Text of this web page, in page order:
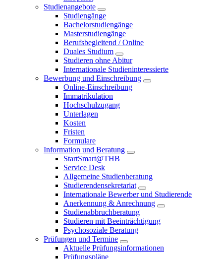
Studienangebote
Studiengänge
Bachelorstudiengänge
Masterstudiengänge
Berufsbegleitend / Online
Duales Studium
Studieren ohne Abitur
Internationale Studieninteressierte
Bewerbung und Einschreibung
Online-Einschreibung
Immatrikulation
Hochschulzugang
Unterlagen
Kosten
Fristen
Formulare
Information und Beratung
StartSmart@THB
Service Desk
Allgemeine Studienberatung
Studierendensekretariat
Internationale Bewerber und Studierende
Anerkennung & Anrechnung
Studienabbruchberatung
Studieren mit Beeinträchtigung
Psychosoziale Beratung
Prüfungen und Termine
Aktuelle Prüfungsinformationen
Prüfungspläne